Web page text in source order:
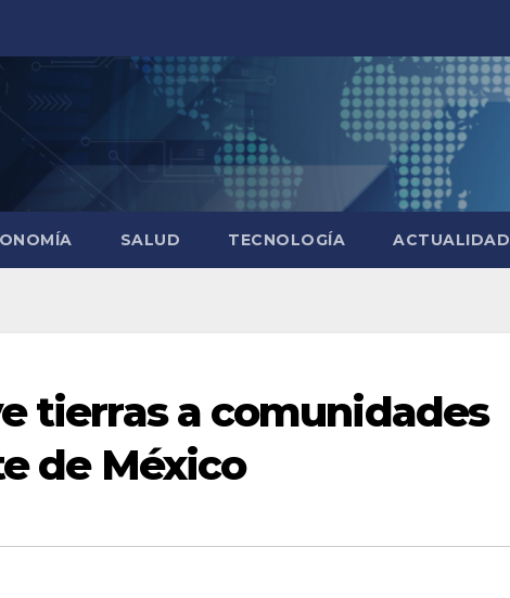
SALUD TECNOLOGÍA ACTUALIDAD
tierras a comunidades
de México